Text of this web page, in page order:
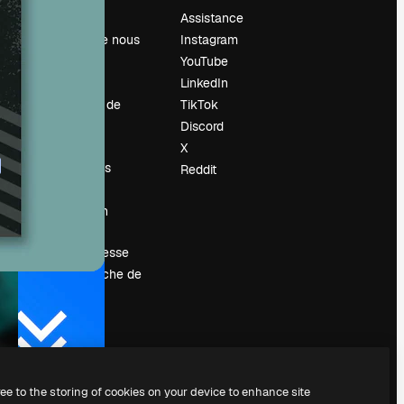
À propos de nous
Tendances de
Événements
Vendre mon
Salle de presse
À la recherche de
Assistance
Instagram
YouTube
LinkedIn
TikTok
Discord
X
Reddit
to the storing of cookies on your device to enhance site